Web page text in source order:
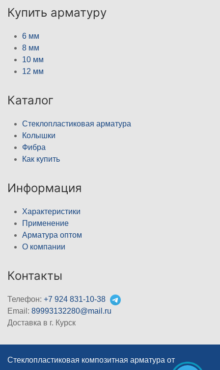
Купить арматуру
6 мм
8 мм
10 мм
12 мм
Каталог
Стеклопластиковая арматура
Колышки
Фибра
Как купить
Информация
Характеристики
Применение
Арматура оптом
О компании
Контакты
Телефон: +7 924 831-10-38
Email: 89993132280@mail.ru
Доставка в г. Курск
Стеклопластиковая композитная арматура от